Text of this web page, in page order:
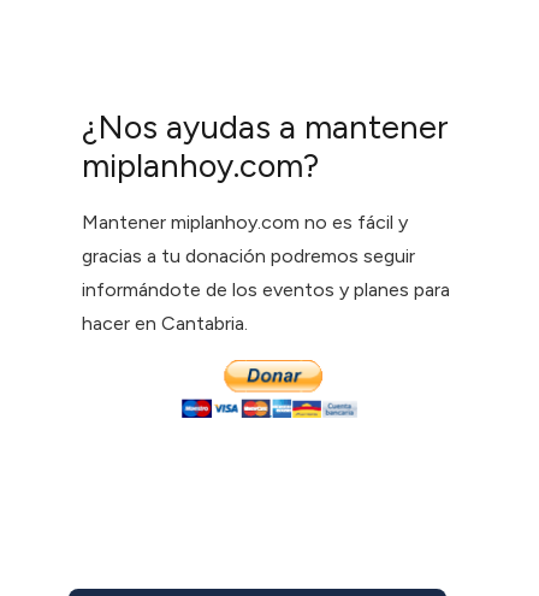
¿Nos ayudas a mantener
miplanhoy.com?
Mantener miplanhoy.com no es fácil y
gracias a tu donación podremos seguir
informándote de los eventos y planes para
hacer en Cantabria.